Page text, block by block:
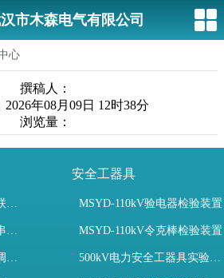
市木森电气有限公司
心
撰稿人：
年08月09日 12时38分
浏览量：
安全工器具
MSYD-110kV验电器检验装置
MSYD-110kV令克棒检验装置
500kV电力安全工器具实验室配置